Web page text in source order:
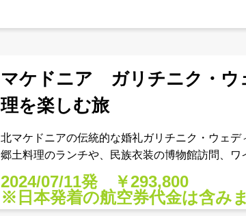
マケドニア ガリチニク・ウ
理を楽しむ旅
北マケドニアの伝統的な婚礼ガリチニク・ウェ
郷土料理のランチや、民族衣装の博物館訪問、
駆け足で巡るツアーとは一味違う充実のマケド
ニクウェディングのレ
2024/07/11発 ￥293,800
※日本発着の航空券代金は含み